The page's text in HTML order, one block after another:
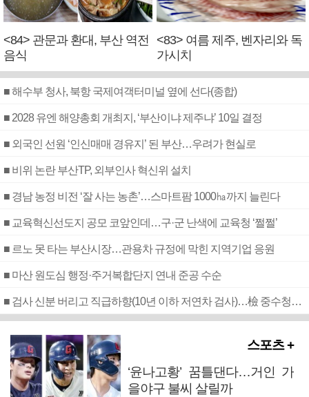
<84> 관문과 환대, 부산 역전
음식
<83> 여름 제주, 벤자리와 독
가시치
■ 해수부 청사, 북항 국제여객터미널 옆에 선다(종합)
■ 2028 유엔 해양총회 개최지, ‘부산이냐 제주냐’ 10일 결정
■ 외국인 선원 ‘인신매매 경유지’ 된 부산…우려가 현실로
■ 비위 논란 부산TP, 외부인사 혁신위 설치
■ 경남 농정 비전 ‘잘 사는 농촌’…스마트팜 1000㏊까지 늘린다
■ 교육혁신선도지 공모 코앞인데…구·군 난색에 교육청 ‘쩔쩔’
■ 르노 못 타는 부산시장…관용차 규정에 막힌 지역기업 응원
■ 마산 원도심 행정·주거복합단지 연내 준공 수순
■ 검사 신분 버리고 직급하향(10년 이하 저연차 검사)…檢 중수청행 기피
스포츠 +
‘윤나고황’ 꿈틀댄다…거인 가
을야구 불씨 살릴까